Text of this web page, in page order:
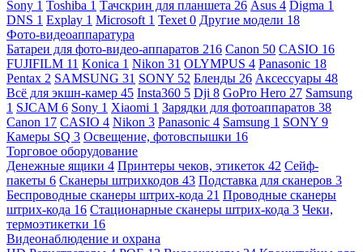
Sony 1 Toshiba 1 Тачскрин для планшета 26 Asus 4 Digma 1
DNS 1 Explay 1 Microsoft 1 Texet 0 Другие модели 18
Фото-видеоаппаратура
Батареи для фото-видео-аппаратов 216 Canon 50 CASIO 16
FUJIFILM 11 Konica 1 Nikon 31 OLYMPUS 4 Panasonic 18
Pentax 2 SAMSUNG 31 SONY 52 Бленды 26 Аксессуары 48
Всё для экшн-камер 45 Insta360 5 Dji 8 GoPro Hero 27 Samsung
1 SJCAM 6 Sony 1 Xiaomi 1 Зарядки для фотоаппаратов 38
Canon 17 CASIO 4 Nikon 3 Panasonic 4 Samsung 1 SONY 9
Камеры SQ 3 Освещение, фотовспышки 16
Торговое оборудование
Денежные ящики 4 Принтеры чеков, этикеток 42 Сейф-
пакеты 6 Сканеры штрихкодов 43 Подставка для сканеров 3
Беспроводные сканеры штрих-кода 21 Проводные сканеры
штрих-кода 16 Стационарные сканеры штрих-кода 3 Чеки,
термоэтикетки 16
Видеонаблюдение и охрана